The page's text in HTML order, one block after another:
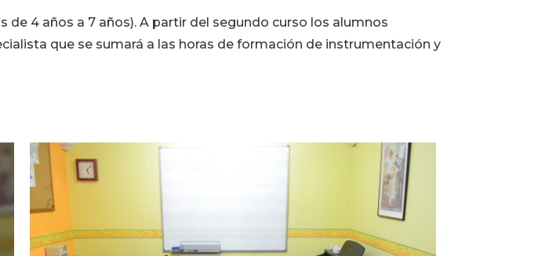
4 años a 7 años). A partir del segundo curso los alumnos
que se sumará a las horas de formación de instrumentación y